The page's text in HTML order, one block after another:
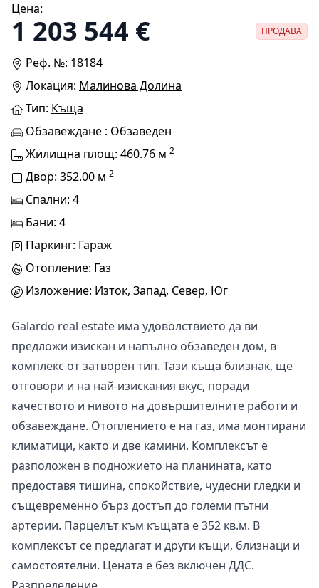
Цена:
1 203 544 € ПРОДАВА
Реф. №: 18184
Локация: Малинова Долина
Тип: Къща
Обзавеждане : Обзаведен
Жилищна площ: 460.76 м 2
Двор: 352.00 м 2
Спални: 4
Бани: 4
Паркинг: Гараж
Отопление: Газ
Изложение: Изток, Запад, Север, Юг
Galardo real estate има удоволствието да ви
предложи изискан и напълно обзаведен дом, в
комплекс от затворен тип. Тази къща близнак, ще
отговори и на най-изискания вкус, поради
качеството и нивото на довършителните работи и
обзавеждане. Отоплението е на газ, има монтирани
климатици, както и две камини. Комплексът е
разположен в подножието на планината, като
предоставя тишина, спокойствие, чудесни гледки и
същевременно бърз достъп до големи пътни
артерии. Парцелът към къщата е 352 кв.м. В
комплексът се предлагат и други къщи, близнаци и
самостоятелни. Цената е без включен ДДС.